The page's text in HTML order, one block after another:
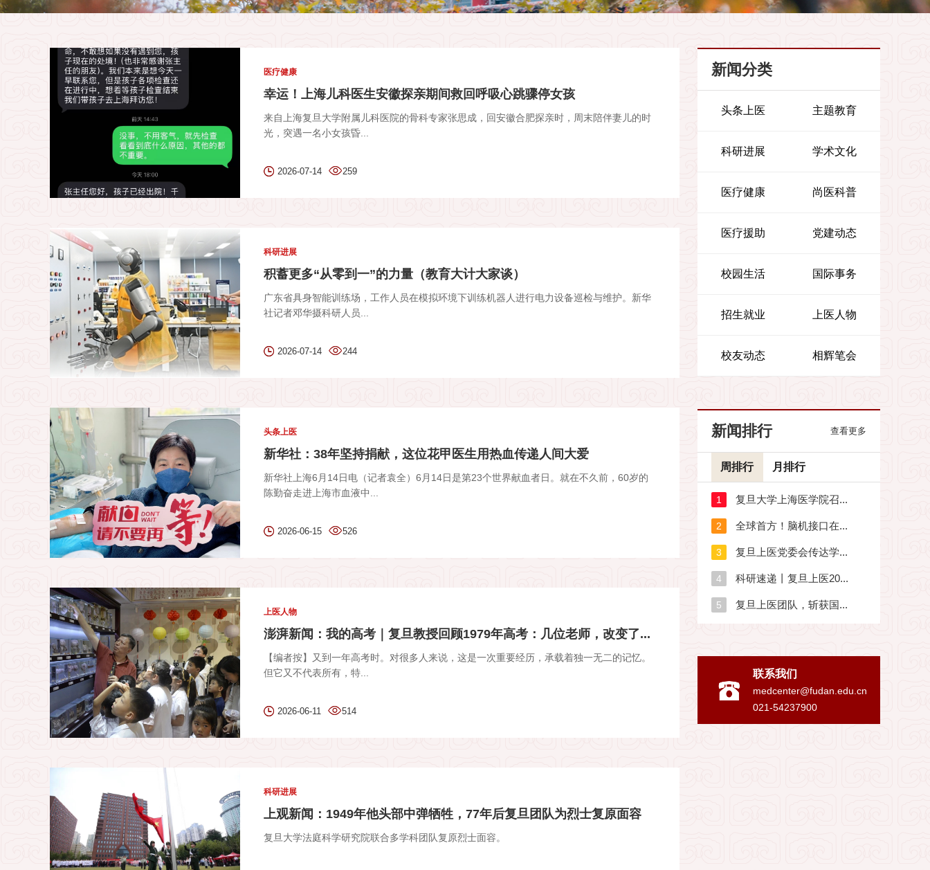
医疗健康
幸运！上海儿科医生安徽探亲期间救回呼吸心跳骤停女孩
来自上海复旦大学附属儿科医院的骨科专家张思成，回安徽合肥探亲时，周末陪伴妻儿的时
光，突遇一名小女孩昏...
2026-07-14 259
科研进展
积蓄更多“从零到一”的力量（教育大计大家谈）
广东省具身智能训练场，工作人员在模拟环境下训练机器人进行电力设备巡检与维护。新华
社记者邓华摄科研人员...
2026-07-14 244
头条上医
新华社：38年坚持捐献，这位花甲医生用热血传递人间大爱
新华社上海6月14日电（记者袁全）6月14日是第23个世界献血者日。就在不久前，60岁的
陈勤奋走进上海市血液中...
2026-06-15 526
上医人物
澎湃新闻：我的高考｜复旦教授回顾1979年高考：几位老师，改变了...
【编者按】又到一年高考时。对很多人来说，这是一次重要经历，承载着独一无二的记忆。
但它又不代表所有，特...
2026-06-11 514
科研进展
上观新闻：1949年他头部中弹牺牲，77年后复旦团队为烈士复原面容
复旦大学法庭科学研究院联合多学科团队复原烈士面容。
新闻分类
头条上医 主题教育
科研进展 学术文化
医疗健康 尚医科普
医疗援助 党建动态
校园生活 国际事务
招生就业 上医人物
校友动态 相辉笔会
新闻排行 查看更多
周排行 月排行
联系我们
medcenter@fudan.edu.cn
021-54237900